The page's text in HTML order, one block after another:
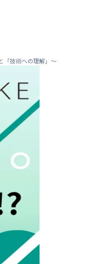
「技術への理解」〜